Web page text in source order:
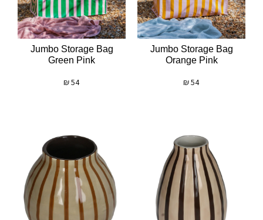
Jumbo Storage Bag
Orange Pink
54
₪
Jumbo Storage Bag
Green Pink
54
₪